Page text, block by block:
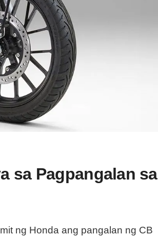
sa Pagpangalan sa
ng Honda ang pangalan ng CB